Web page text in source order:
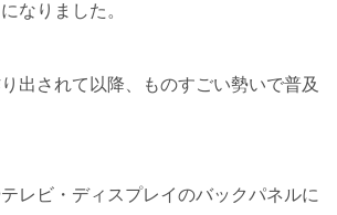
なりました。
出されて以降、ものすごい勢いで普及
レビ・ディスプレイのバックパネルに